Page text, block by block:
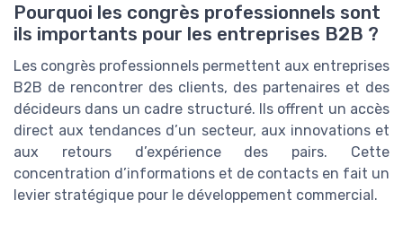
Pourquoi les congrès professionnels sont
ils importants pour les entreprises B2B ?
Les congrès professionnels permettent aux entreprises
B2B de rencontrer des clients, des partenaires et des
décideurs dans un cadre structuré. Ils offrent un accès
direct aux tendances d’un secteur, aux innovations et
aux retours d’expérience des pairs. Cette
concentration d’informations et de contacts en fait un
levier stratégique pour le développement commercial.